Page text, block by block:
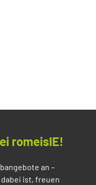
romeisIE!
an –
ist, freuen